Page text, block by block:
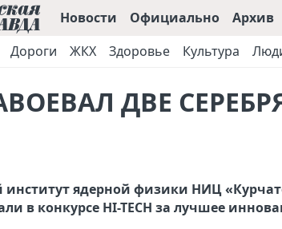
Новости Официально Архив
Дороги ЖКХ Здоровье Культура
ДВЕ
институт ядерной физики НИЦ
в конкурсе HI-TECH за лучшее